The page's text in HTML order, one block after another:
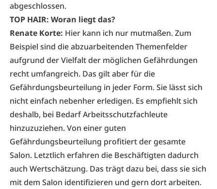
abgeschlossen.
TOP HAIR: Woran liegt das?
Renate Korte: Hier kann ich nur mutmaßen. Zum
Beispiel sind die abzuarbeitenden Themenfelder
aufgrund der Vielfalt der möglichen Gefährdungen
recht umfangreich. Das gilt aber für die
Gefährdungsbeurteilung in jeder Form. Sie lässt sich
nicht einfach nebenher erledigen. Es empfiehlt sich
deshalb, bei Bedarf Arbeitsschutzfachleute
hinzuzuziehen. Von einer guten
Gefährdungsbeurteilung profitiert der gesamte
Salon. Letztlich erfahren die Beschäftigten dadurch
auch Wertschätzung. Das trägt dazu bei, dass sie sich
mit dem Salon identifizieren und gern dort arbeiten.